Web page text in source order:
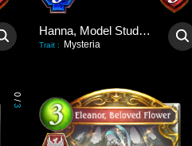
Hanna, Model Student
Trait : Mysteria
0
/
3